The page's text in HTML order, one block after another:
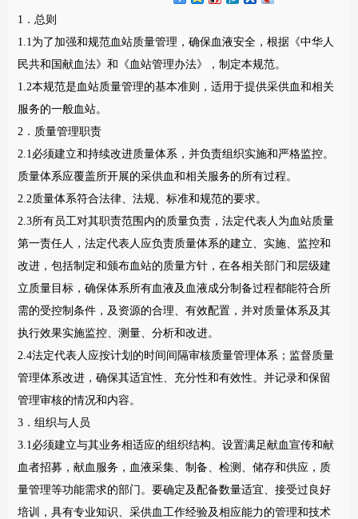
1．总则
1.1为了加强和规范血站质量管理，确保血液安全，根据《中华人
民共和国献血法》和《血站管理办法》，制定本规范。
1.2本规范是血站质量管理的基本准则，适用于提供采供血和相关
服务的一般血站。
2．质量管理职责
2.1必须建立和持续改进质量体系，并负责组织实施和严格监控。
质量体系应覆盖所开展的采供血和相关服务的所有过程。
2.2质量体系符合法律、法规、标准和规范的要求。
2.3所有员工对其职责范围内的质量负责，法定代表人为血站质量
第一责任人，法定代表人应负责质量体系的建立、实施、监控和
改进，包括制定和颁布血站的质量方针，在各相关部门和层级建
立质量目标，确保体系所有血液及血液成分制备过程都能符合所
需的受控制条件，及资源的合理、有效配置，并对质量体系及其
执行效果实施监控、测量、分析和改进。
2.4法定代表人应按计划的时间间隔审核质量管理体系；监督质量
管理体系改进，确保其适宜性、充分性和有效性。并记录和保留
管理审核的情况和内容。
3．组织与人员
3.1必须建立与其业务相适应的组织结构。设置满足献血宣传和献
血者招募，献血服务，血液采集、制备、检测、储存和供应，质
量管理等功能需求的部门。要确定及配备数量适宜、接受过良好
培训，具有专业知识、采供血工作经验及相应能力的管理和技术